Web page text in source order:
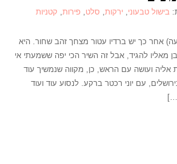
בישול טבעוני,ירקות, סלט,פירות, קטניות
אחר כך יש ברדיו עטור מצחך זהב שחור. היא
מאליו להגיד, אבל זה השיר הכי יפה ששמעתי אי
אליה ועושה עם הראש, כן, מקווה שנמשיך עוד
עם יוני רכטר ברקע. לנסוע עוד ועוד